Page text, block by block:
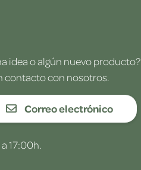
idea o algún nuevo producto?
contacto con nosotros.
Correo electrónico
17:00h.